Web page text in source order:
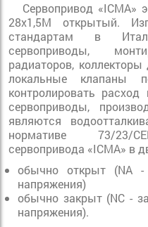
Сервопривод «ICMA»
28x1,5М открытый.
стандартам в
сервоприводы,
радиаторов,
локальные клапаны
контролировать
сервоприводы,
являются
нормативе 73/23/
сервопривода «ICMA» в
обычно открыт (NA -
напряжения)
обычно закрыт (NC -
напряжения).